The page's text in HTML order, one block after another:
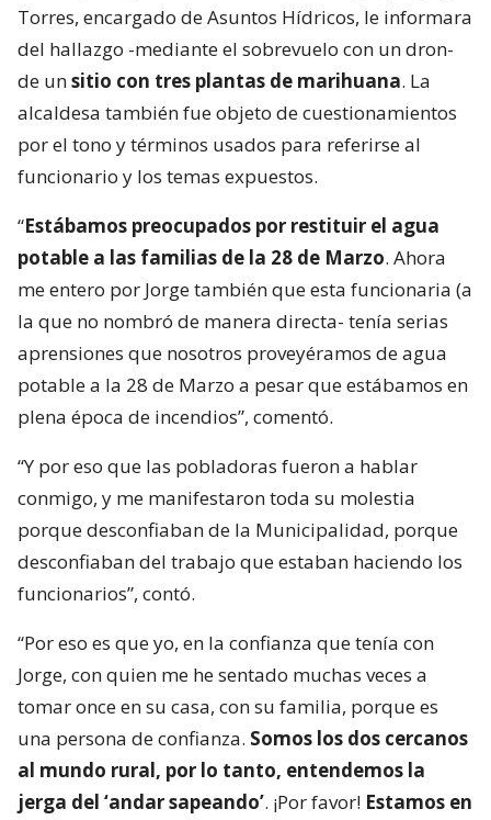
Torres, encargado de Asuntos Hídricos, le informara
del hallazgo -mediante el sobrevuelo con un dron-
de unsitio con tres plantas de marihuana. La
alcaldesa también fue objeto de cuestionamientos
por el tono y términos usados para referirse al
funcionario y los temas expuestos.
“Estábamos preocupados por restituir el agua
potable a las familias de la 28 de Marzo. Ahora
me entero por Jorge también que esta funcionaria (a
la que no nombró de manera directa- tenía serias
aprensiones que nosotros proveyéramos de agua
potable a la 28 de Marzo a pesar que estábamos en
plena época de incendios”, comentó.
“Y por eso que las pobladoras fueron a hablar
conmigo, y me manifestaron toda su molestia
porque desconfiaban de la Municipalidad, porque
desconfiaban del trabajo que estaban haciendo los
funcionarios”, contó.
“Por eso es que yo, en la confianza que tenía con
Jorge, con quien me he sentado muchas veces a
tomar once en su casa, con su familia, porque es
una persona de confianza. Somos los dos cercanos
al mundo rural, por lo tanto, entendemos la
jerga del ‘andar sapeando’. ¡Por favor! Estamos en